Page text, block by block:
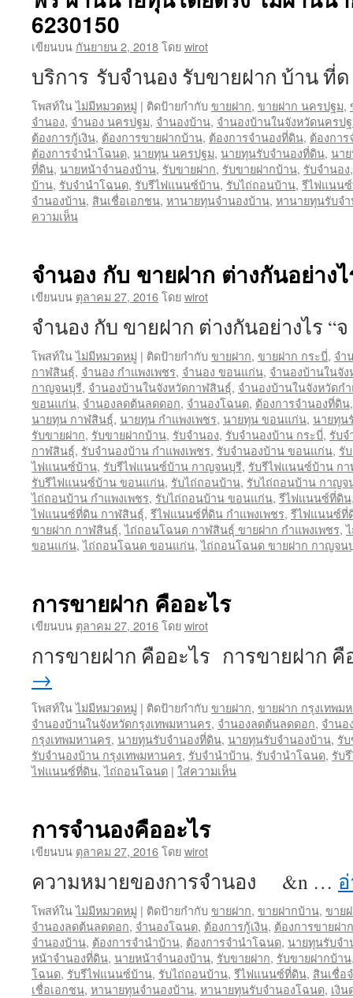
6230150
เขียนบน กันยายน 2, 2018โดยwirot
บริการ รับจำนอง รับขายฝาก บ้าน
โพสท์ในไม่มีหมวดหมู่ | ติดป้ายกำกับ ขายฝาก, ขายฝาก นครปฐม,
จำนอง, จำนอง นครปฐม, จำนองบ้าน, จำนองบ้านในจังหวัดนครป
ต้องการกู้เงิน, ต้องการขายฝากบ้าน, ต้องการจำนองที่ดิน, ต้องกา
ต้องการจำนำโฉนด, นายทุน นครปฐม, นายทุนรับจำนองที่ดิน, นา
ที่ดิน, นายหน้าจำนองบ้าน, รับขายฝาก, รับขายฝากบ้าน, รับจำนอง
บ้าน, รับจำนำโฉนด, รับรีไฟแนนซ์บ้าน, รับไถ่ถอนบ้าน, รีไฟแนน
จำนองบ้าน, สินเชื่อเอกชน, หานายทุนจำนองบ้าน, หานายทุนรับจ
ความเห็น
จำนอง กับ ขายฝาก ต่างกันอย่าง
เขียนบน ตุลาคม 27, 2016โดยwirot
จำนอง กับ ขายฝาก ต่างกันอย่างไร
โพสท์ในไม่มีหมวดหมู่ | ติดป้ายกำกับ ขายฝาก, ขายฝาก กระบี่, จำ
กาฬสินธุ์, จำนอง กำแพงเพชร, จำนอง ขอนแก่น, จำนองบ้านในจั
กาญจนบุรี, จำนองบ้านในจังหวัดกาฬสินธุ์, จำนองบ้านในจังหวัดก
ขอนแก่น, จำนองลดต้นลดดอก, จำนองโฉนด, ต้องการจำนองที่ดิน
นายทุน กาฬสินธุ์, นายทุน กำแพงเพชร, นายทุน ขอนแก่น, นายทุน
รับขายฝาก, รับขายฝากบ้าน, รับจำนอง, รับจำนองบ้าน กระบี่, รับ
กาฬสินธุ์, รับจำนองบ้าน กำแพงเพชร, รับจำนองบ้าน ขอนแก่น, รั
ไฟแนนซ์บ้าน, รับรีไฟแนนซ์บ้าน กาญจนบุรี, รับรีไฟแนนซ์บ้าน ก
รับรีไฟแนนซ์บ้าน ขอนแก่น, รับไถ่ถอนบ้าน, รับไถ่ถอนบ้าน กาญจ
ไถ่ถอนบ้าน กำแพงเพชร, รับไถ่ถอนบ้าน ขอนแก่น, รีไฟแนนซ์ที่ดิน
ไฟแนนซ์ที่ดิน กาฬสินธุ์, รีไฟแนนซ์ที่ดิน กำแพงเพชร, รีไฟแนนซ์
ขายฝาก กาฬสินธุ์,ไถ่ถอนโฉนด กาฬสินธุ์ ขายฝาก กำแพงเพชร,
ขอนแก่น,ไถ่ถอนโฉนด ขอนแก่น,ไถ่ถอนโฉนด ขายฝาก กาญจน
การขายฝาก คืออะไร
เขียนบน ตุลาคม 27, 2016โดยwirot
การขายฝาก คืออะไร การขายฝาก
→
โพสท์ในไม่มีหมวดหมู่ | ติดป้ายกำกับ ขายฝาก, ขายฝาก กรุงเทพม
จำนองบ้านในจังหวัดกรุงเทพมหานคร, จำนองลดต้นลดดอก, จำนอ
กรุงเทพมหานคร, นายทุนรับจำนองที่ดิน, นายทุนรับจำนองบ้าน, รั
รับจำนองบ้าน กรุงเทพมหานคร, รับจำนำบ้าน, รับจำนำโฉนด, รับ
ไฟแนนซ์ที่ดิน,ไถ่ถอนโฉนด | ใส่ความเห็น
การจำนองคืออะไร
เขียนบน ตุลาคม 27, 2016โดยwirot
ความหมายของการจำนอง &n …
โพสท์ในไม่มีหมวดหมู่ | ติดป้ายกำกับ ขายฝาก, ขายฝากบ้าน, ขาย
จำนองลดต้นลดดอก, จำนองโฉนด, ต้องการกู้เงิน, ต้องการขายฝา
จำนองบ้าน, ต้องการจำนำบ้าน, ต้องการจำนำโฉนด, นายทุนรับจ
หน้าจำนองที่ดิน, นายหน้าจำนองบ้าน, รับขายฝาก, รับขายฝากบ้าน
โฉนด, รับรีไฟแนนซ์บ้าน, รับไถ่ถอนบ้าน, รีไฟแนนซ์ที่ดิน, สินเชื่อ
เชื่อเอกชน, หานายทุนจำนองบ้าน, หานายทุนรับจำนองโฉนด, เงิ